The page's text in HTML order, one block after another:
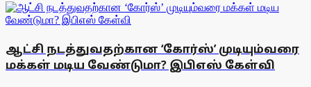
ஆட்சி நடத்துவதற்கான ‘கோர்ஸ்’ முடியும்வரை
மக்கள் மடிய வேண்டுமா? இபிஎஸ் கேள்வி